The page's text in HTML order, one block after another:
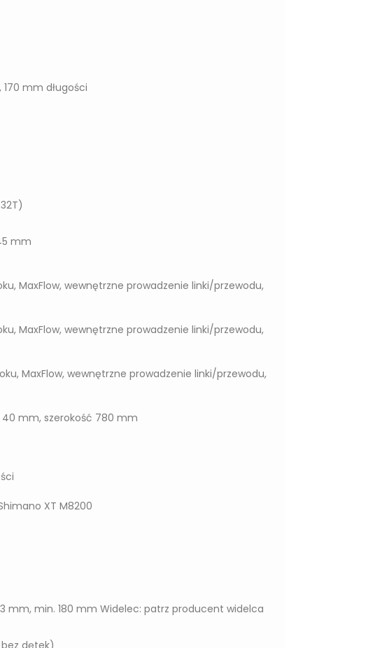
mm długości
mm
MaxFlow, wewnętrzne prowadzenie linki/przewodu,
MaxFlow, wewnętrzne prowadzenie linki/przewodu,
MaxFlow, wewnętrzne prowadzenie linki/przewodu,
40 mm, szerokość 780 mm
XT M8200
mm, min. 180 mm Widelec: patrz producent widelca
bez dętek)